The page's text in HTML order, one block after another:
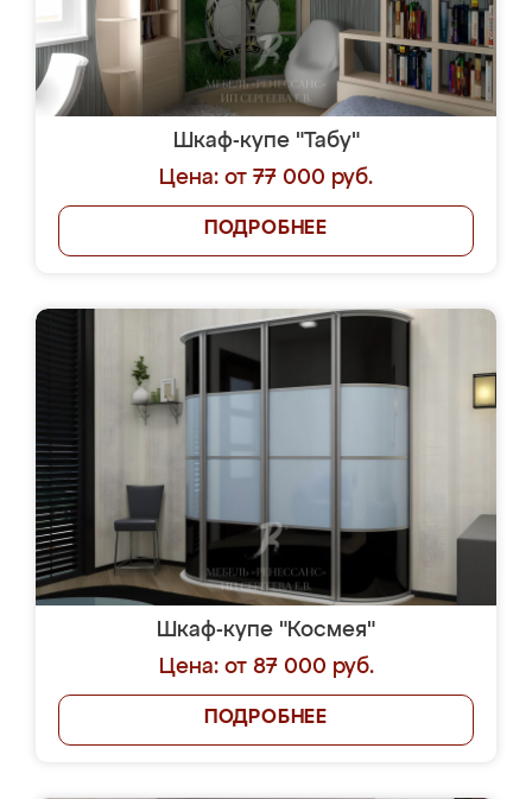
Шкаф-купе "Табу"
Цена: от 77 000 руб.
ПОДРОБНЕЕ
Шкаф-купе "Космея"
Цена: от 87 000 руб.
ПОДРОБНЕЕ